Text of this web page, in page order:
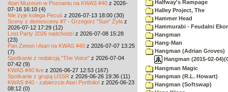
Atari Muzeum w Poznaniu na KWAS #40 z 2026-
07-16 16:10 (4)
Nie żyje kolega Pecuś z 2026-07-13 18:00 (30)
Sceny z demosceny #7 - Grzegorz "Sun" Żyła z
2026-07-12 17:29 (12)
Lost Party 2026 nadchodzi z 2026-07-08 15:28
(23)
Pan Zenon i Atari na KWAS #40 z 2026-07-07 13:25
(7)
Spotkanie z redakcją "The Voice" z 2026-07-04
07:42 (9)
KWAS #40 live z 2026-06-27 12:53 (167)
Spotkanie z grupą USSR z 2026-06-26 19:36 (11)
KWAS #40 - zabierzcie Atari Portfolio! z 2026-06-23
08:12 (0)
Halfway's Rampage
Halley Project, The
Hammer Head
Hammurabi - Feudalni
Hangman
Hang-Man
Hangman (Adrian Groves)
Hangman (2015-02-
Hangman Magic
Hangman (R.L. Howart)
Hangman (Softswap)